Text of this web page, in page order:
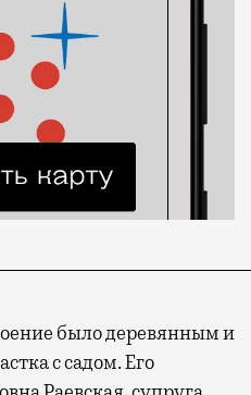
было деревянным и
с садом. Его